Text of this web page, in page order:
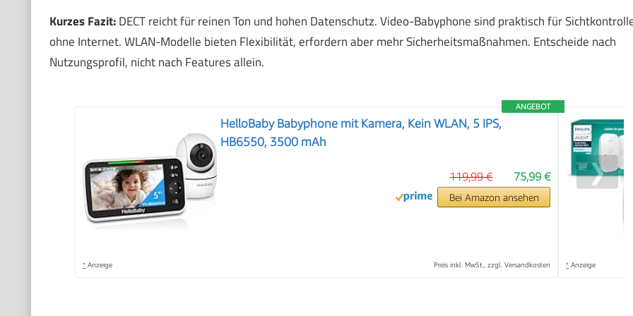
Kurzes Fazit:DECT reicht für reinen Ton und hohen Datenschutz. Video-Babyphone sind praktisch für
ohne Internet. WLAN-Modelle bieten Flexibilität, erfordern aber mehr Sicherheitsmaßnahmen. Entscheide nach
Nutzungsprofil, nicht nach Features allein.
ANGEBOT
HelloBaby Babyphone mit Kamera, Kein WLAN, 5 IPS,
HB6550, 3500 mAh
75,99 €
119,99 €
Bei Amazon ansehen
* Anzeige Preis inkl. MwSt., zzgl. Versandkosten * Anzeige
❯